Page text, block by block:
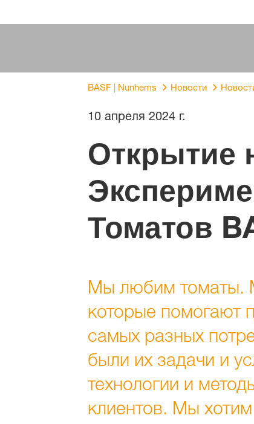
BASF | Nunhems Новости
10 апреля 2024 г.
Открытие
Томатов
Мы любим томаты.
которые помогают
самых разных
были их задачи и
технологии и
клиентов. Мы